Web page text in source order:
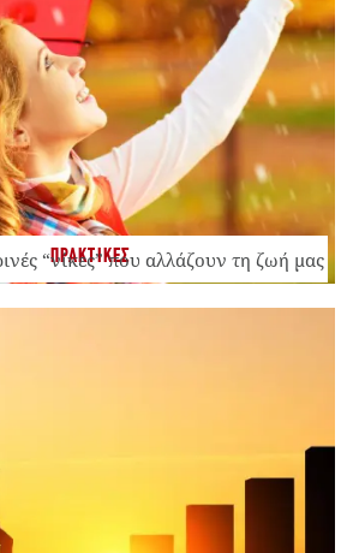
ΠΡΑΚΤΙΚΕΣ
“νίκες” που αλλάζουν τη ζωή μας